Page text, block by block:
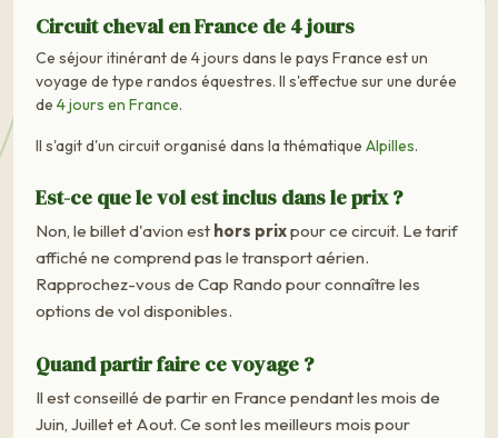
Circuit cheval en France de 4 jours
Ce séjour itinérant de 4 jours dans le pays France est un
voyage de type randos équestres. Il s'effectue sur une durée
de 4 jours en France.
Il s'agit d'un circuit organisé dans la thématique Alpilles.
Est-ce que le vol est inclus dans le prix ?
Non, le billet d'avion est hors prixpour ce circuit. Le tarif
affiché ne comprend pas le transport aérien.
Rapprochez-vous de Cap Rando pour connaître les
options de vol disponibles.
Quand partir faire ce voyage ?
Il est conseillé de partir en France pendant les mois de
Juin, Juillet et Aout. Ce sont les meilleurs mois pour